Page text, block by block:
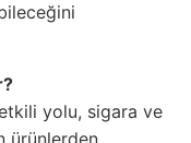
etkili yolu, sigara ve